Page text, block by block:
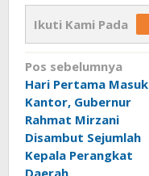
Ikuti Kami Pada
Navigasi
pos
Pos sebelumnya
Hari Pertama Masuk
Kantor, Gubernur
Rahmat Mirzani
Disambut Sejumlah
Kepala Perangkat
Daerah